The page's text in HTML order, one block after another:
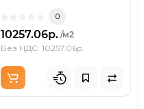
0
10257.06р. /м2
Без НДС: 10257.06р.